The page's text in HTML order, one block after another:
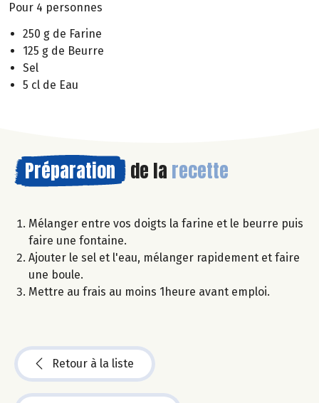
Pour 4 personnes
250 g de Farine
125 g de Beurre
Sel
5 cl de Eau
Préparation de la recette
Mélanger entre vos doigts la farine et le beurre puis
faire une fontaine.
Ajouter le sel et l'eau, mélanger rapidement et faire
une boule.
Mettre au frais au moins 1heure avant emploi.
Retour à la liste